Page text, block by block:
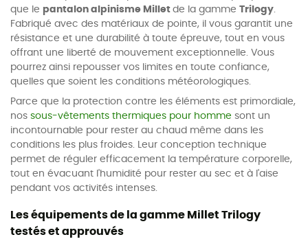
que le pantalon alpinisme Millet de la gamme Trilogy.
Fabriqué avec des matériaux de pointe, il vous garantit une
résistance et une durabilité à toute épreuve, tout en vous
offrant une liberté de mouvement exceptionnelle. Vous
pourrez ainsi repousser vos limites en toute confiance,
quelles que soient les conditions météorologiques.
Parce que la protection contre les éléments est primordiale,
nos sous-vêtements thermiques pour homme sont un
incontournable pour rester au chaud même dans les
conditions les plus froides. Leur conception technique
permet de réguler efficacement la température corporelle,
tout en évacuant l'humidité pour rester au sec et à l'aise
pendant vos activités intenses.
Les équipements de la gamme Millet Trilogy
testés et approuvés